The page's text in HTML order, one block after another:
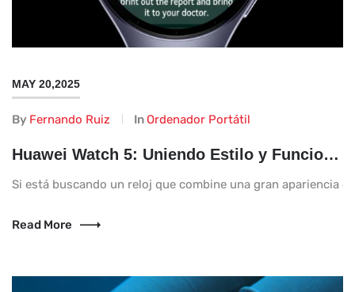
MAY 20,2025
By Fernando Ruiz In Ordenador Portátil
Huawei Watch 5: Uniendo Estilo y Funcionalidad
Si está buscando un reloj que combine una gran apariencia
Read More